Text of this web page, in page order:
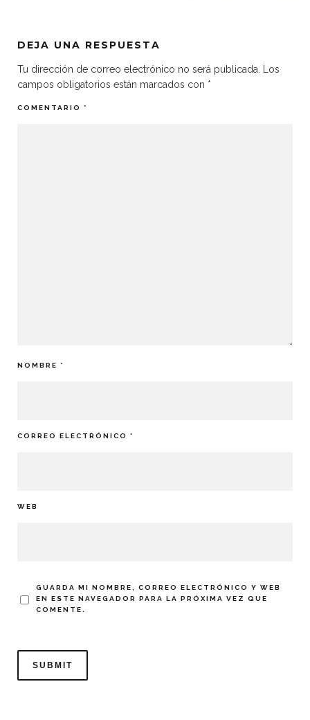
DEJA UNA RESPUESTA
Tu dirección de correo electrónico no será publicada.
Los
campos obligatorios están marcados con *
COMENTARIO *
NOMBRE *
CORREO ELECTRÓNICO *
WEB
GUARDA MI NOMBRE, CORREO ELECTRÓNICO Y WEB
EN ESTE NAVEGADOR PARA LA PRÓXIMA VEZ QUE
COMENTE.